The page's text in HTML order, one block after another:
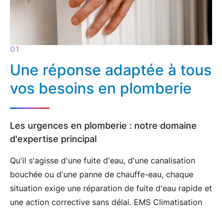
Une réponse adaptée à tous
vos besoins en plomberie
Les urgences en plomberie : notre domaine
d'expertise principal
Qu'il s'agisse d'une fuite d'eau, d'une canalisation
bouchée ou d'une panne de chauffe-eau, chaque
situation exige une réparation de fuite d'eau rapide et
une action corrective sans délai. EMS Climatisation